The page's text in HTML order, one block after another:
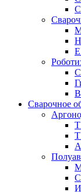
Сварочное